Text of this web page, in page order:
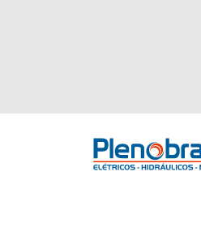
Bem vindo a Plenobras! Aqui você